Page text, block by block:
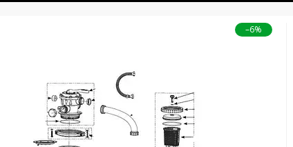
–6%